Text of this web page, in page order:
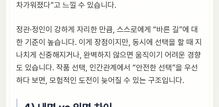
차가워졌다”고 느낄 수 있습니다.
정관·정인이 강하게 자리한 만큼, 스스로에게 “바른 길”에 대
한 기준이 높습니다. 이게 장점이지만, 동시에 선택을 할 때 지
나치게 신중해지거나, 완벽하지 않으면 움직이기 어려운 경향
도 있습니다. 작품 선택, 인간관계에서 “안전한 선택”을 우선
하다 보면, 모험적인 도전이 늦어질 수 있는 구조입니다.